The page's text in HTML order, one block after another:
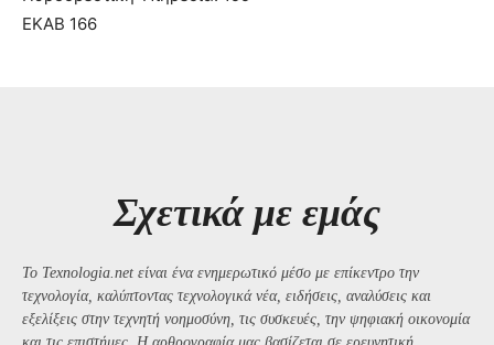
ΕΚΑΒ 166
Σχετικά με εμάς
Το Texnologia.net είναι ένα ενημερωτικό μέσο με επίκεντρο την
τεχνολογία, καλύπτοντας τεχνολογικά νέα, ειδήσεις, αναλύσεις και
εξελίξεις στην τεχνητή νοημοσύνη, τις συσκευές, την ψηφιακή οικονομία